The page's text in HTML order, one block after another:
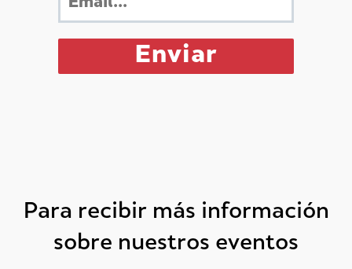
Para recibir más información
sobre nuestros eventos